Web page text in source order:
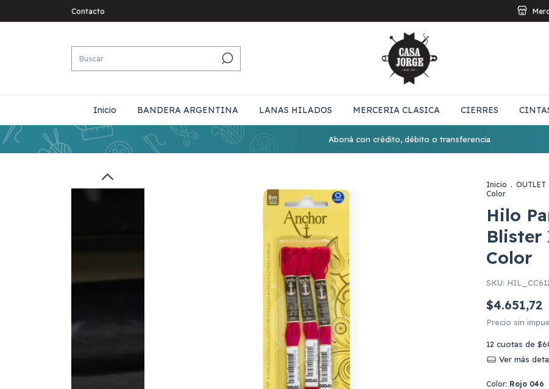
Contacto
Inicio BANDERA ARGENTINA LANAS HILADOS MERCERIA CLASICA CIERRES
Aboná con crédito, débito o transferencia
Inicio . OUTLET
Color
Hilo
Blister
Color
SKU:
$4.651,72
Precio sin
12 cuotas de
Ver más
Color: Rojo 046